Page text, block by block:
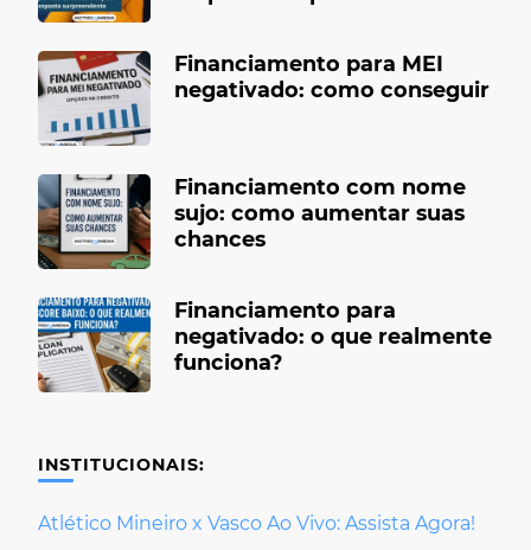
Financiamento para MEI
negativado: como conseguir
Financiamento com nome
sujo: como aumentar suas
chances
Financiamento para
negativado: o que realmente
funciona?
INSTITUCIONAIS:
Atlético Mineiro x Vasco Ao Vivo: Assista Agora!